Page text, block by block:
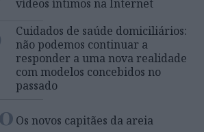
vídeos íntimos na Internet
Cuidados de saúde domiciliários:
não podemos continuar a
responder a uma nova realidade
com modelos concebidos no
passado
Os novos capitães da areia